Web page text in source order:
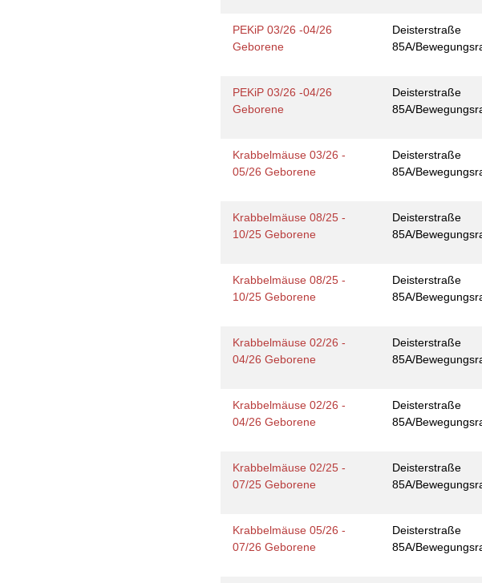
PEKiP 03/26 -04/26
Geborene
Deisterstraße
85A/
PEKiP 03/26 -04/26
Geborene
Deisterstraße
85A/
Krabbelmäuse 03/26 -
05/26 Geborene
Deisterstraße
85A/
Krabbelmäuse 08/25 -
10/25 Geborene
Deisterstraße
85A/
Krabbelmäuse 08/25 -
10/25 Geborene
Deisterstraße
85A/
Krabbelmäuse 02/26 -
04/26 Geborene
Deisterstraße
85A/
Krabbelmäuse 02/26 -
04/26 Geborene
Deisterstraße
85A/
Krabbelmäuse 02/25 -
07/25 Geborene
Deisterstraße
85A/
Krabbelmäuse 05/26 -
07/26 Geborene
Deisterstraße
85A/